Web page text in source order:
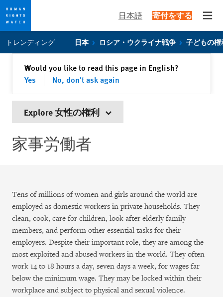
privacy
content
日本語 寄付をする
トレンディング 日本 ロシア・ウクライナ戦争 子どもの権
Would you like to read this page in English?
Yes
No, don't ask again
✕閉じる
Explore 女性の権利
家事労働者
Tens of millions of women and girls around the world are
employed as domestic workers in private households. They
clean, cook, care for children, look after elderly family
members, and perform other essential tasks for their
employers. Despite their important role, they are among the
most exploited and abused workers in the world. They often
work 14 to 18 hours a day, seven days a week, for wages far
below the minimum wage. They may be locked within their
workplace and subject to physical and sexual violence.